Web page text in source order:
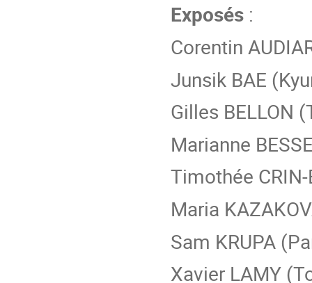
Exposés :
Corentin
Junsik BAE
Gilles BELLON
Marianne
Timothée
Maria
Sam KRUPA
Xavier LAMY